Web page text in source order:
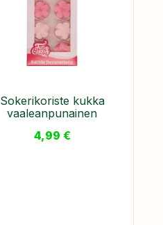
Sokerikoriste kukka
vaaleanpunainen
4,99 €